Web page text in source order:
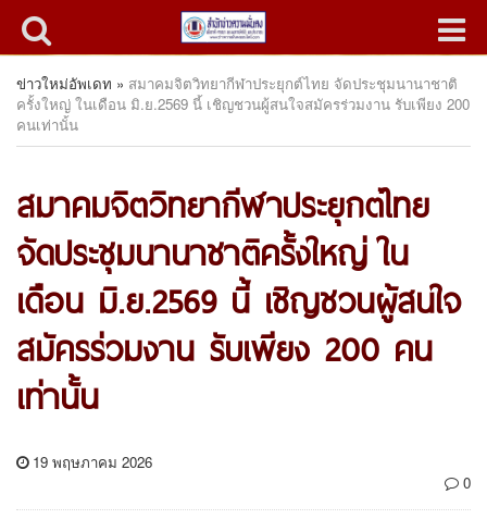
ข่าวใหม่อัพเดท » สมาคมจิตวิทยากีฬาประยุกต์ไทย จัดประชุมนานาชาติ
ครั้งใหญ่ ในเดือน มิ.ย.2569 นี้ เชิญชวนผู้สนใจสมัครร่วมงาน รับเพียง 200
คนเท่านั้น
สมาคมจิตวิทยากีฬาประยุกต์ไทย
จัดประชุมนานาชาติครั้งใหญ่ ใน
เดือน มิ.ย.2569 นี้ เชิญชวนผู้สนใจ
สมัครร่วมงาน รับเพียง 200 คน
เท่านั้น
19 พฤษภาคม 2026
0